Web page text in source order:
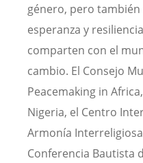
género, pero
esperanza y
comparten con el
cambio. El Consejo
Peacemaking in
Nigeria, el Centro
Armonía
Conferencia Bautista